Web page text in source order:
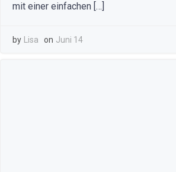
mit einer einfachen […]
by Lisa on Juni 14